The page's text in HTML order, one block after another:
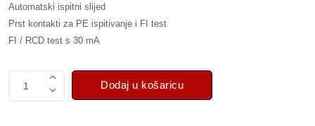
Automatski ispitni slijed
Prst kontakti za PE ispitivanje i FI test
FI / RCD test s 30 mA
1 Dodaj u košaricu